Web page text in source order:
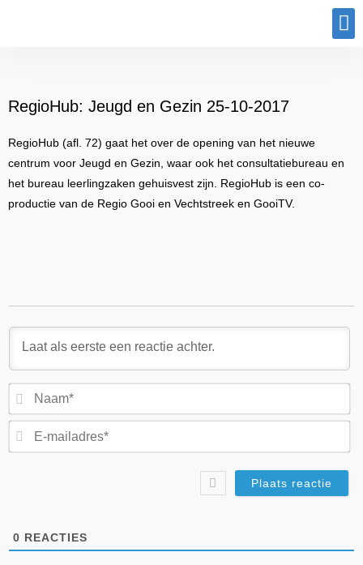
RegioHub: Jeugd en Gezin 25-10-2017
RegioHub (afl. 72) gaat het over de opening van het nieuwe
centrum voor Jeugd en Gezin, waar ook het consultatiebureau en
het bureau leerlingzaken gehuisvest zijn. RegioHub is een co-
productie van de Regio Gooi en Vechtstreek en GooiTV.
0 REACTIES